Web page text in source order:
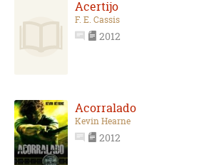
Acertijo
F. E. Cassis
2012
Acorralado
Kevin Hearne
2012